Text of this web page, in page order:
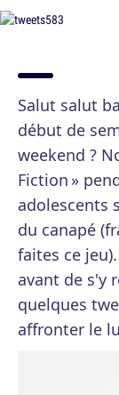
Salut salut
début de
weekend ?
Fiction »
adolescents
du canapé
faites ce
avant de s'y
quelques
affronter le